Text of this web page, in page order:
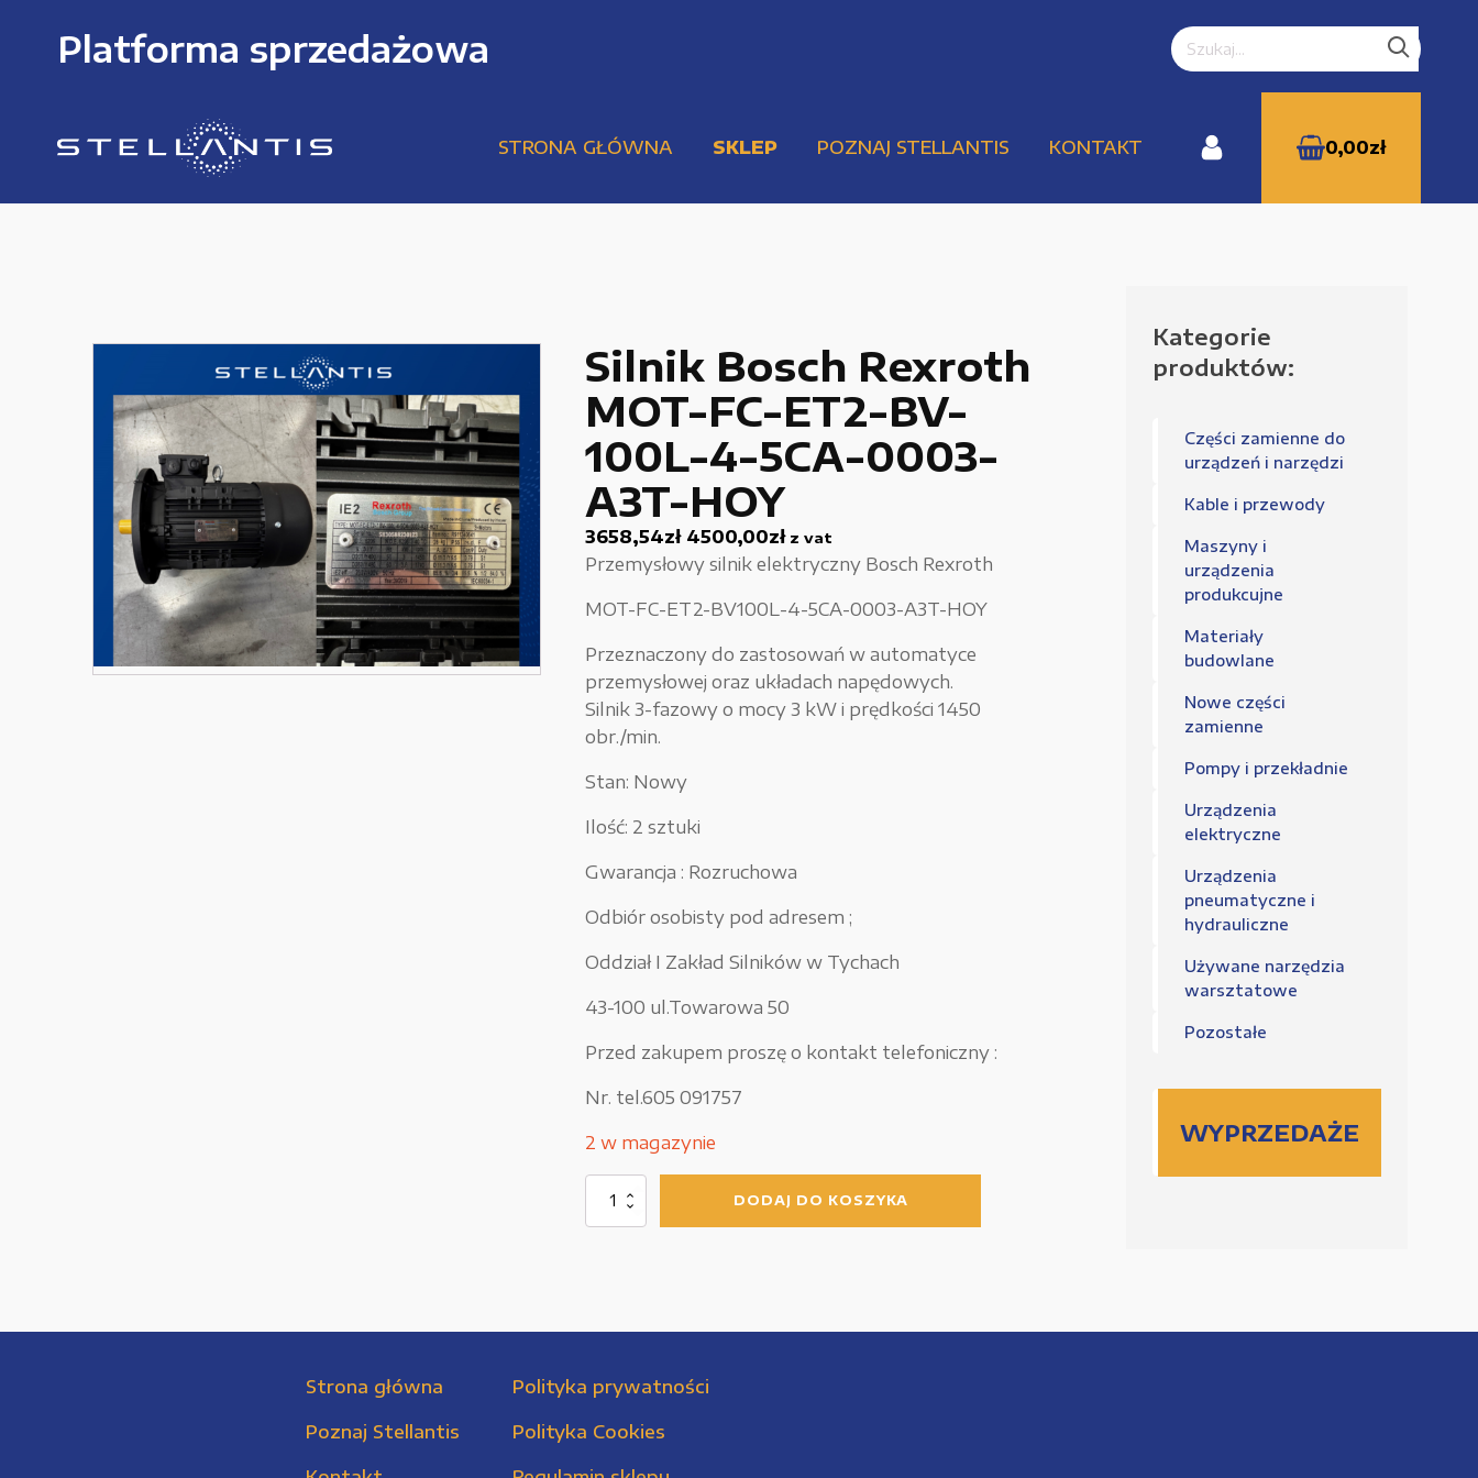
Platforma sprzedażowa
STRONA GŁÓWNA SKLEP POZNAJ STELLANTIS KONTAKT 0,00zł
Części zamienne do urządzeń i narzędzi
Kable i przewody
Maszyny i urządzenia produkcujne
Materiały budowlane
Nowe części zamienne
Pompy i przekładnie
Używane narzędzia warsztatowe
Pozostałe
WYPRZEDAŻE
Zamówienie
Regulamin sklepu
Polityka Prywatności
Silnik Bosch Rexroth
MOT-FC-ET2-BV-
100L-4-5CA-0003-
A3T-HOY
3658,54zł 4500,00złz vat
Przemysłowy silnik elektryczny Bosch Rexroth
MOT-FC-ET2-BV100L-4-5CA-0003-A3T-HOY
Przeznaczony do zastosowań w automatyce
przemysłowej oraz układach napędowych.
Silnik 3-fazowy o mocy 3 kW i prędkości 1450
obr./min.
Stan: Nowy
Ilość: 2 sztuki
Gwarancja : Rozruchowa
Odbiór osobisty pod adresem ;
Oddział I Zakład Silników w Tychach
43-100 ul.Towarowa 50
Przed zakupem proszę o kontakt telefoniczny :
Nr. tel.605 091757
2 w magazynie
ilość
4-
5CA-
0003-
A3T-
DODAJ DO KOSZYKA
Kategorie
produktów:
Części zamienne do
urządzeń i narzędzi
Kable i przewody
Maszyny i
urządzenia
produkcujne
Materiały
budowlane
Nowe części
zamienne
Pompy i przekładnie
Urządzenia
elektryczne
Urządzenia
pneumatyczne i
hydrauliczne
Używane narzędzia
warsztatowe
Pozostałe
WYPRZEDAŻE
Strona główna
Poznaj Stellantis
Polityka prywatności
Polityka Cookies